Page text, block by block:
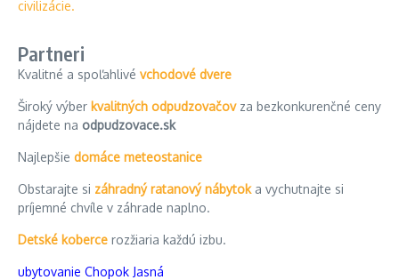
Partneri
Kvalitné a spoľahlivé vchodové dvere
Široký výber kvalitných odpudzovačovza bezkonkurenčné ceny
nájdete na odpudzovace.sk
Najlepšie domáce meteostanice
Obstarajte si záhradný ratanový nábytoka vychutnajte si
príjemné chvíle v záhrade naplno.
Detské koberce rozžiaria každú izbu.
ubytovanie Chopok Jasná